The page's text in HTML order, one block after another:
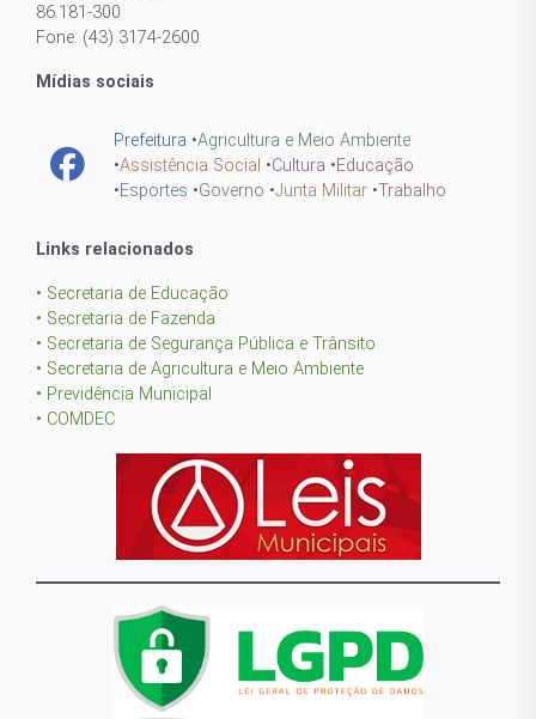
86.181-300
Fone: (43) 3174-2600
Mídias sociais
Prefeitura •Agricultura e Meio Ambiente
•Assistência Social •Cultura •Educação
•Esportes •Governo •Junta Militar •Trabalho
Links relacionados
• Secretaria de Educação
• Secretaria de Fazenda
• Secretaria de Segurança Pública e Trânsito
• Secretaria de Agricultura e Meio Ambiente
• Previdência Municipal
• COMDEC